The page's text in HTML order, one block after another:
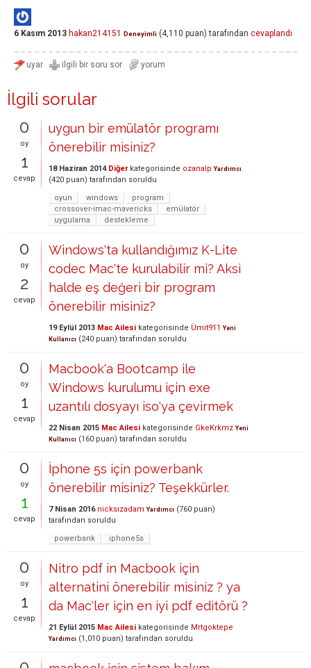
6 Kasım 2013 hakan214151 Deneyimli (4,110 puan) tarafından cevaplandı
İlgili sorular
0
oy
1
cevap
uygun bir emülatör programı
önerebilir misiniz?
18 Haziran 2014 Diğerkategorisinde ozanalp Yardımcı
(420 puan) tarafından soruldu
oyun
windows
program
crossover-imac-mavericks
emülatör
uygulama
destekleme
0
oy
2
cevap
Windows'ta kullandığımız K-Lite
codec Mac'te kurulabilir mi? Aksi
halde eş değeri bir program
önerebilir misiniz?
19 Eylül 2013 Mac Ailesi kategorisinde Ümit911 Yeni
Kullanıcı (240 puan) tarafından soruldu
0
oy
1
cevap
Macbook'a Bootcamp ile
Windows kurulumu için exe
uzantılı dosyayı iso'ya çevirmek
22 Nisan 2015 Mac Ailesi kategorisinde GkeKrkmz Yeni
Kullanıcı (160 puan) tarafından soruldu
0
oy
1
cevap
İphone 5s için powerbank
önerebilir misiniz? Teşekkürler.
7 Nisan 2016 nicksizadam Yardımcı (760 puan)
tarafından soruldu
powerbank
iphone5s
0
oy
1
cevap
Nitro pdf in Macbook için
alternatini önerebilir misiniz ? ya
da Mac'ler için en iyi pdf editörü ?
21 Eylül 2015 Mac Ailesi kategorisinde Mrtgoktepe
Yardımcı (1,010 puan) tarafından soruldu